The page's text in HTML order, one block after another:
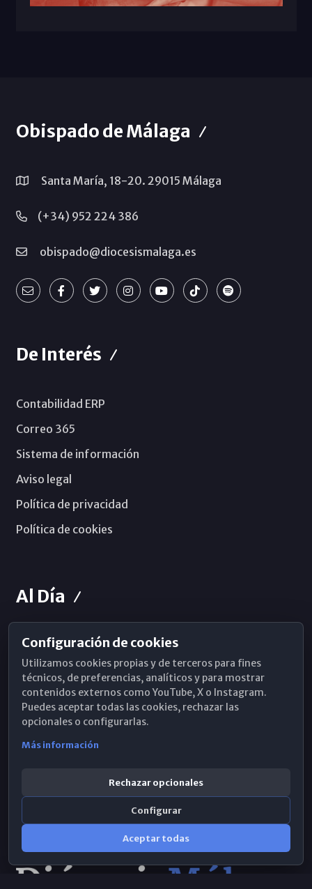
Obispado de Málaga
Santa María, 18-20. 29015 Málaga
(+34) 952 224 386
obispado@diocesismalaga.es
De Interés
Contabilidad ERP
Correo 365
Sistema de información
Aviso legal
Política de privacidad
Política de cookies
Al Día
Horarios de Misa
Hemeroteca
WhatsApp
Configuración de cookies
Utilizamos cookies propias y de terceros para fines
técnicos, de preferencias, analíticos y para mostrar
contenidos externos como YouTube, X o Instagram.
Puedes aceptar todas las cookies, rechazar las
opcionales o configurarlas.
Más información
Rechazar opcionales
Configurar
Aceptar todas